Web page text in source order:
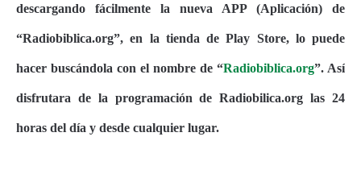
descargando fácilmente la nueva APP (Aplicación) de
“Radiobiblica.org”, en la tienda de Play Store, lo puede
hacer buscándola con el nombre de “Radiobiblica.org”. Así
disfrutara de la programación de Radiobilica.org las 24
horas del día y desde cualquier lugar.